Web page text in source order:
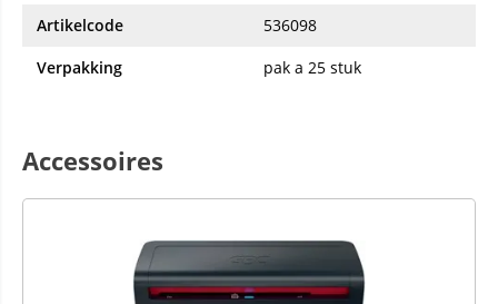
Artikelcode
536098
Verpakking
pak a 25 stuk
Accessoires